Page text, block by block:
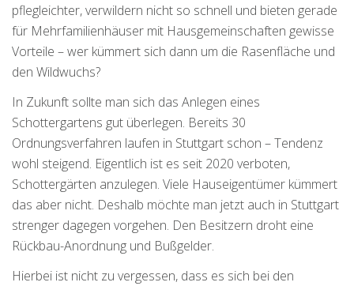
pflegleichter, verwildern nicht so schnell und bieten gerade
für Mehrfamilienhäuser mit Hausgemeinschaften gewisse
Vorteile – wer kümmert sich dann um die Rasenfläche und
den Wildwuchs?
In Zukunft sollte man sich das Anlegen eines
Schottergartens gut überlegen. Bereits 30
Ordnungsverfahren laufen in Stuttgart schon – Tendenz
wohl steigend. Eigentlich ist es seit 2020 verboten,
Schottergärten anzulegen. Viele Hauseigentümer kümmert
das aber nicht. Deshalb möchte man jetzt auch in Stuttgart
strenger dagegen vorgehen. Den Besitzern droht eine
Rückbau-Anordnung und Bußgelder.
Hierbei ist nicht zu vergessen, dass es sich bei den